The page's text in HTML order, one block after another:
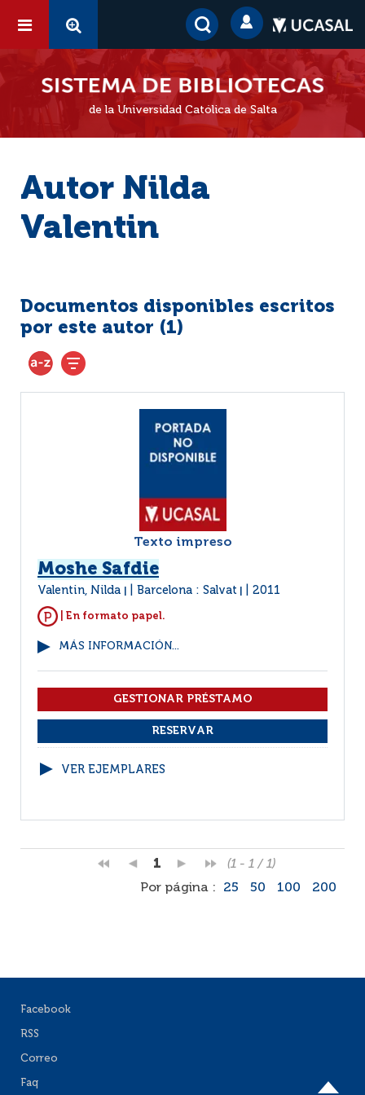
de la Universidad Católica de Salta
Autor Nilda
Valentin
Documentos disponibles escritos
por este autor (1)
Texto impreso
Moshe Safdie
Valentin, Nilda Barcelona : Salvat 2011
| En formato papel.
MÁS INFORMACIÓN...
VER EJEMPLARES
1
(1 - 1 / 1)
Por página :
25 50 100 200
Facebook
RSS
Correo
Faq